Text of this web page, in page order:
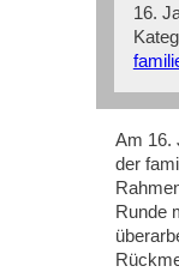
16.
Am 16.
der
Runde